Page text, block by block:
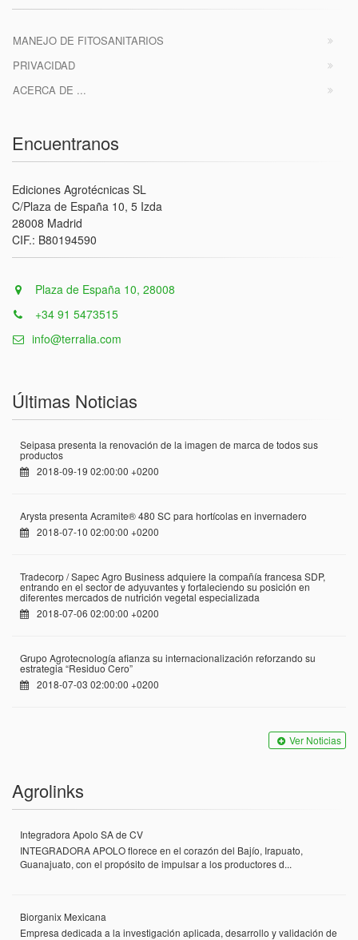
MANEJO DE FITOSANITARIOS
PRIVACIDAD
ACERCA DE ...
Encuentranos
Ediciones Agrotécnicas SL
C/Plaza de España 10, 5 Izda
28008 Madrid
CIF.: B80194590
Plaza de España 10, 28008
+34 91 5473515
info@terralia.com
Últimas Noticias
Seipasa presenta la renovación de la imagen de marca de todos sus
productos
2018-09-19 02:00:00 +0200
Arysta presenta Acramite® 480 SC para hortícolas en invernadero
2018-07-10 02:00:00 +0200
Tradecorp / Sapec Agro Business adquiere la compañía francesa SDP,
entrando en el sector de adyuvantes y fortaleciendo su posición en
diferentes mercados de nutrición vegetal especializada
2018-07-06 02:00:00 +0200
Grupo Agrotecnología afianza su internacionalización reforzando su
estrategia “Residuo Cero”
2018-07-03 02:00:00 +0200
Ver Noticias
Agrolinks
Integradora Apolo SA de CV
INTEGRADORA APOLO florece en el corazón del Bajío, Irapuato,
Guanajuato, con el propósito de impulsar a los productores d...
Biorganix Mexicana
Empresa dedicada a la investigación aplicada, desarrollo y validación de